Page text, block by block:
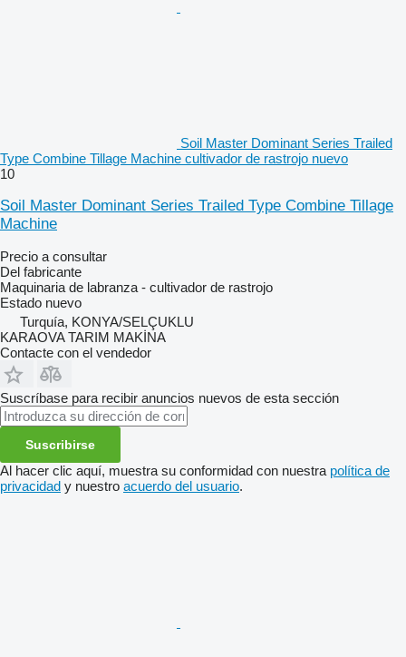
Soil Master Dominant Series Trailed
Type Combine Tillage Machine cultivador de rastrojo nuevo
10
Soil Master Dominant Series Trailed Type Combine Tillage
Machine
Precio a consultar
Del fabricante
Maquinaria de labranza - cultivador de rastrojo
Estado nuevo
Turquía, KONYA/SELÇUKLU
KARAOVA TARIM MAKİNA
Contacte con el vendedor
Suscríbase para recibir anuncios nuevos de esta sección
Suscribirse
Al hacer clic aquí, muestra su conformidad con nuestra política de
privacidad y nuestro acuerdo del usuario.